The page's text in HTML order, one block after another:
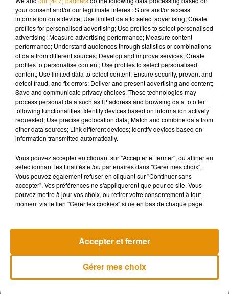
venue, on pourra en profiter pour évoquer la sensibilisation
aux réseaux sociaux ou aux usages du numériques »,
poursuit Séverine Saint-Pé.« Si le soir, des familles se
retrouvent autour de la table et discutent jeux vidéo, ce sera
gagné. Ça peut-être une porte d’entrée pour des discussions
sur les dérives des réseaux sociaux ou des jeux vidéo. »
A l’avenir, les Heures Numériques pourraient revenir avec
d’autres thématiques, comme le numérique durable ou le
numérique et les séniors.
Cet élément est masqué compte-tenu du refus du
dépôt de cookies que vous avez exprimé. Si vous
souhaitez l'afficher, merci de nous donner votre accord
en cliquant sur le bouton ci-dessous.
Musique
your consent and/or our legitimate interest: Store and/or access
information on a device; Use limited data to select advertising; Create
profiles for personalised advertising; Use profiles to select personalised
advertising; Measure advertising performance; Measure content
performance; Understand audiences through statistics or combinations
of data from different sources; Develop and improve services; Create
profiles to personalise content; Use profiles to select personalised
content; Use limited data to select content; Ensure security, prevent and
detect fraud, and fix errors; Deliver and present advertising and content;
Save and communicate privacy choices. These technologies may
process personal data such as IP address and browsing data to offer
following functionalities: Identify devices based on information actively
requested; Use precise geolocation data; Match and combine data from
other data sources; Link different devices; Identify devices based on
information transmitted automatically.
Vous pouvez accepter en cliquant sur "Accepter et fermer", ou affiner en
sélectionnant les finalités et/ou partenaires dans "Gérer mes choix".
Vous pouvez également refuser en cliquant sur "Continuer sans
accepter". Vos préférences ne s'appliqueront que pour ce site. Vous
pouvez mettre à jour vos choix, ou retirer votre consentement à tout
moment via le lien "Gérer les cookies" situé en bas de chaque page.
Gérer mes choix
Accepter et fermer